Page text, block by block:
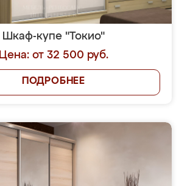
Шкаф-купе "Токио"
Цена: от 32 500 руб.
ПОДРОБНЕЕ